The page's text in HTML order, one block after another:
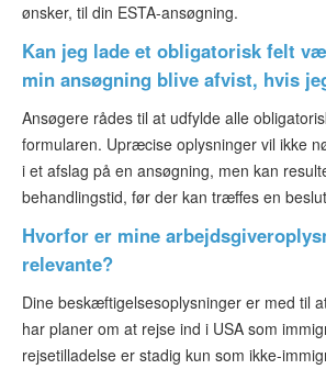
ønsker, til din ESTA-ansøgning.
Kan jeg lade et obligatorisk felt
min ansøgning blive afvist, hvis
Ansøgere rådes til at udfylde alle
formularen. Upræcise oplysninger vil ikke
i et afslag på en ansøgning, men kan
behandlingstid, før der kan træffes en
Hvorfor er mine
relevante?
Dine beskæftigelsesoplysninger er med til
har planer om at rejse ind i USA som
rejsetilladelse er stadig kun som ikke-